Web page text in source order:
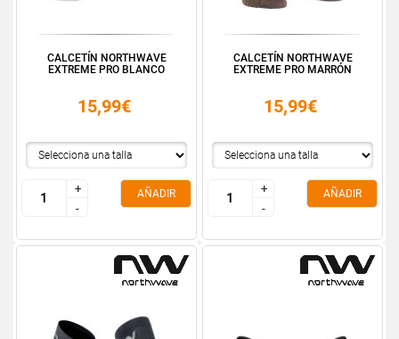
CALCETÍN NORTHWAVE
EXTREME PRO BLANCO
15,99€
+
-
+
-
AÑADIR
CALCETÍN NORTHWAVE
EXTREME PRO MARRÓN
15,99€
+
-
+
-
AÑADIR